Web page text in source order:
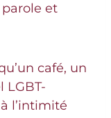
et
café, un
LGBT-
l’intimité